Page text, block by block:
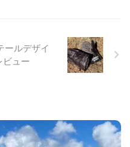
ールデザイ
ビュー